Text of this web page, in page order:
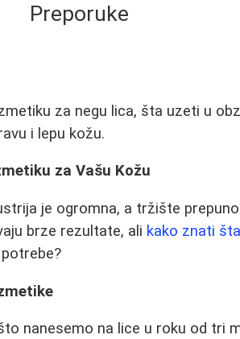
Preporuke
za negu lica, šta uzeti u
i lepu kožu.
za Vašu Kožu
je ogromna, a tržište
brze rezultate, ali kako znati
nanesemo na lice u roku od tri